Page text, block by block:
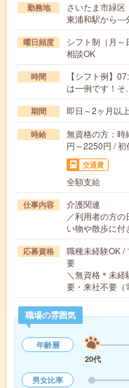
勤務地
さいたま市緑区
東浦和駅から---
曜日頻度
シフト制（月～
相談OK
時間
【シフト例】
は一例です！
期間 即日～2ヶ月以
時給
無資格の方：
円～2250円 /
交通費
全額支給
仕事内容
介護関連
／利用者の方
い物や散歩に
応募資格
職種未経験OK /
要
＼無資格＊未
要・来社不要
職場の雰囲気
年齢層
20代
男女比率